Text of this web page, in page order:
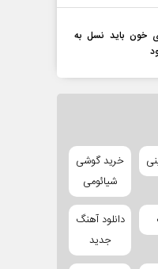
خون باید نسل به
خرید گوشی
شیائومی
دانلود آهنگ
جدید